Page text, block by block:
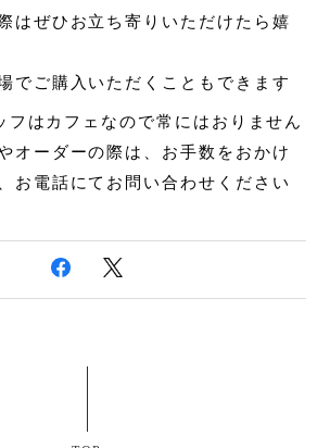
はぜひお立ち寄りいただけたら嬉
でご購入いただくこともできます
はカフェなので常にはおりません
オーダーの際は、お手数をおかけ
お電話にてお問い合わせください